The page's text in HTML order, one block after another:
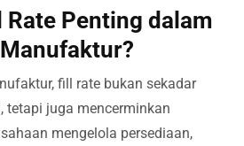
Rate Penting dalam
fill rate bukan sekadar
tetapi juga mencerminkan
mengelola persediaan,